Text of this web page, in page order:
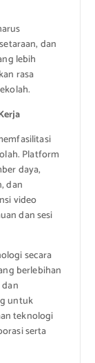
dan
lebih
rasa
Platform
daya,
dan
video
dan sesi
secara
berlebihan
untuk
teknologi
serta